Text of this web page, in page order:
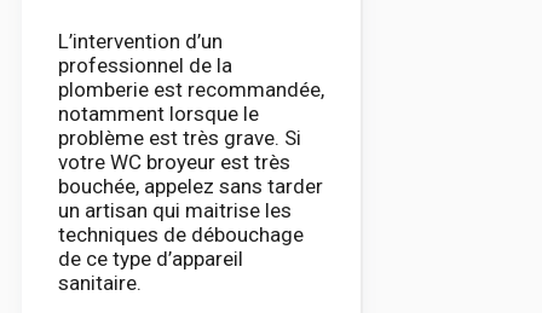
L’intervention d’un
professionnel de la
plomberie est recommandée,
notamment lorsque le
problème est très grave. Si
votre WC broyeur est très
bouchée, appelez sans tarder
un artisan qui maitrise les
techniques de débouchage
de ce type d’appareil
sanitaire.